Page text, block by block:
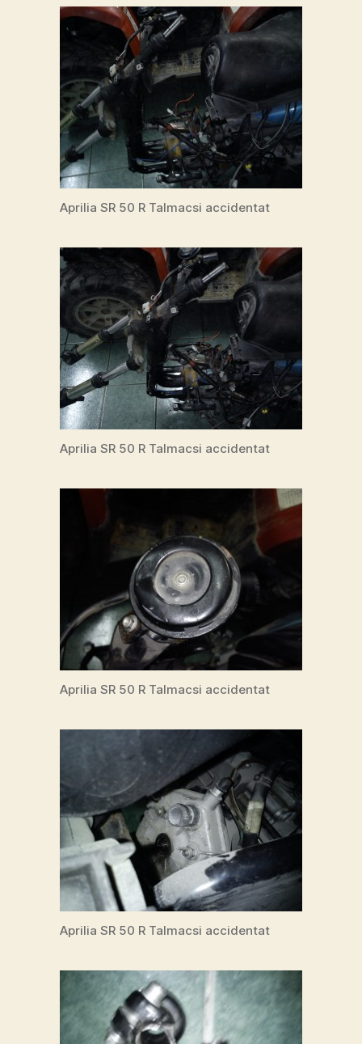
Aprilia SR 50 R Talmacsi accidentat
Aprilia SR 50 R Talmacsi accidentat
Aprilia SR 50 R Talmacsi accidentat
Aprilia SR 50 R Talmacsi accidentat